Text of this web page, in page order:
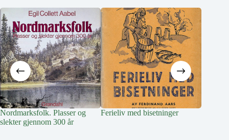
Nordmarksfolk. Plasser og
slekter gjennom 300 år
Ferieliv med bisetninger